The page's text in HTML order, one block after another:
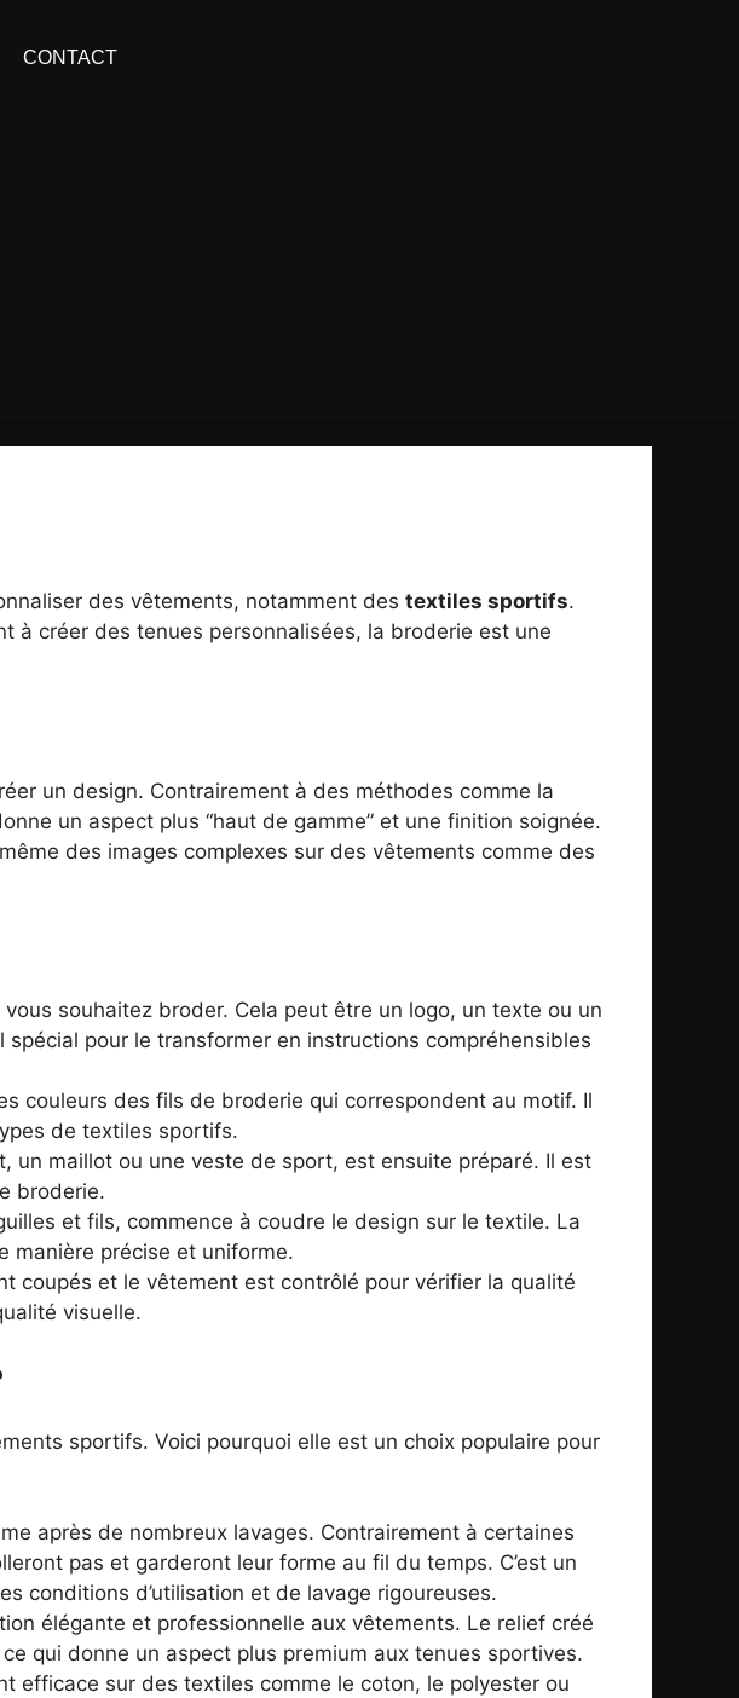
CONTACT
des vêtements, notamment des textiles sportifs.
à créer des tenues personnalisées, la broderie est une
un design. Contrairement à des méthodes comme la
un aspect plus “haut de gamme” et une finition soignée.
des images complexes sur des vêtements comme des
souhaitez broder. Cela peut être un logo, un texte ou un
spécial pour le transformer en instructions compréhensibles
couleurs des fils de broderie qui correspondent au motif. Il
de textiles sportifs.
un maillot ou une veste de sport, est ensuite préparé. Il est
broderie.
et fils, commence à coudre le design sur le textile. La
manière précise et uniforme.
coupés et le vêtement est contrôlé pour vérifier la qualité
visuelle.
sportifs. Voici pourquoi elle est un choix populaire pour
après de nombreux lavages. Contrairement à certaines
pas et garderont leur forme au fil du temps. C’est un
conditions d’utilisation et de lavage rigoureuses.
élégante et professionnelle aux vêtements. Le relief créé
qui donne un aspect plus premium aux tenues sportives.
efficace sur des textiles comme le coton, le polyester ou